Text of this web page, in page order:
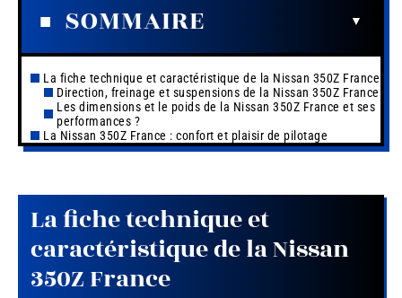
SOMMAIRE
La fiche technique et caractéristique de la Nissan 350Z France
Direction, freinage et suspensions de la Nissan 350Z France
Les dimensions et le poids de la Nissan 350Z France et ses
performances ?
La Nissan 350Z France : confort et plaisir de pilotage
La fiche technique et
caractéristique de la Nissan
350Z France